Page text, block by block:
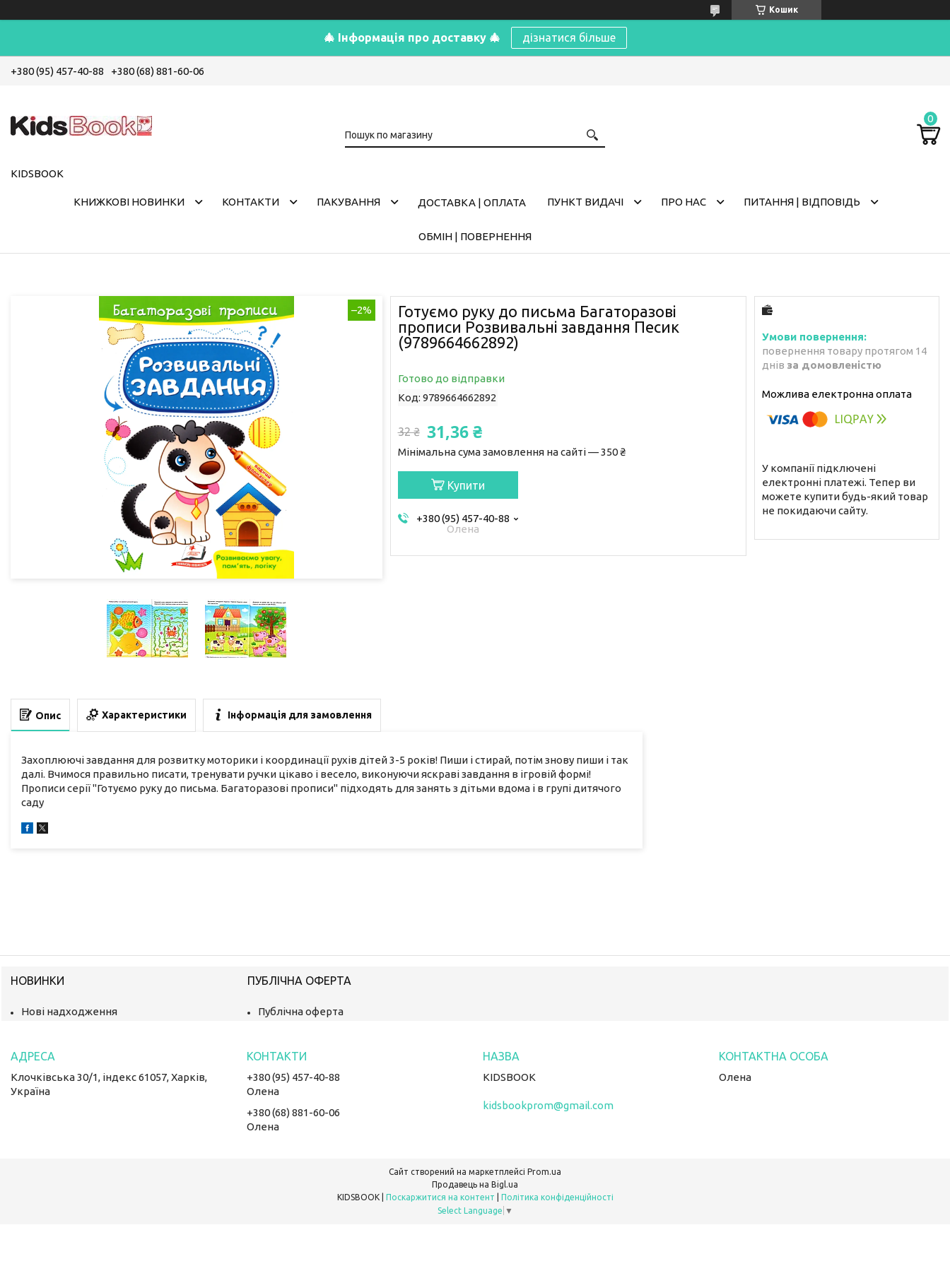
Кошик
🎄 Інформація про доставку 🎄 дізнатися більше
+380 (95) 457-40-88 +380 (68) 881-60-06
KIDSBOOK
КНИЖКОВІ НОВИНКИ КОНТАКТИ ПАКУВАННЯ ДОСТАВКА | ОПЛАТА ПУНКТ ВИДАЧІ ПРО НАС ПИТАННЯ | ВІДПОВІДЬ
ОБМІН | ПОВЕРНЕННЯ
–2%
Готуємо руку до письма Багаторазові
прописи Розвивальні завдання Песик
(9789664662892)
Готово до відправки
Код: 9789664662892
32 ₴ 31,36 ₴
Мінімальна сума замовлення на сайті — 350 ₴
Купити
+380 (95) 457-40-88
Олена
повернення товару протягом 14
днів за домовленістю
У компанії підключені
електронні платежі. Тепер ви
можете купити будь-який товар
не покидаючи сайту.
Опис Характеристики Інформація для замовлення
Захоплюючі завдання для розвитку моторики і координації рухів дітей 3-5 років! Пиши і стирай, потім знову пиши і так
далі. Вчимося правильно писати, тренувати ручки цікаво і весело, виконуючи яскраві завдання в ігровій формі!
Прописи серії "Готуємо руку до письма. Багаторазові прописи" підходять для занять з дітьми вдома і в групі дитячого
саду
НОВИНКИ
Нові надходження
ПУБЛІЧНА ОФЕРТА
Публічна оферта
Клочківська 30/1, індекс 61057, Харків,
Україна
+380 (95) 457-40-88
Олена
+380 (68) 881-60-06
Олена
KIDSBOOK
kidsbookprom@gmail.com
Олена
Сайт створений на маркетплейсі Prom.ua
Продавець на Bigl.ua
Поскаржитися на контент
Політика конфіденційності
Select Language ▼